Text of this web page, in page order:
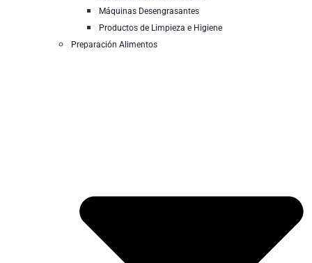
Máquinas Desengrasantes
Productos de Limpieza e Higiene
Preparación Alimentos